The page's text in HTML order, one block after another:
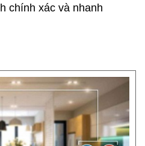
chính xác và nhanh